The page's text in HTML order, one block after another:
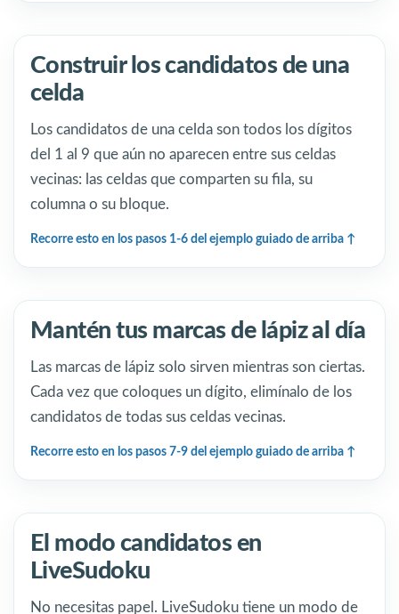
Construir los candidatos de una
celda
Los candidatos de una celda son todos los dígitos
del 1 al 9 que aún no aparecen entre sus celdas
vecinas: las celdas que comparten su fila, su
columna o su bloque.
Recorre esto en los pasos 1-6 del ejemplo guiado de arriba
Mantén tus marcas de lápiz al día
Las marcas de lápiz solo sirven mientras son ciertas.
Cada vez que coloques un dígito, elimínalo de los
candidatos de todas sus celdas vecinas.
Recorre esto en los pasos 7-9 del ejemplo guiado de arriba
El modo candidatos en
LiveSudoku
No necesitas papel. LiveSudoku tiene un modo de